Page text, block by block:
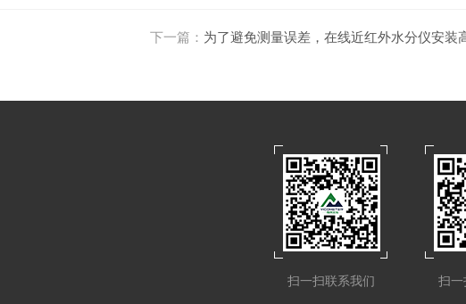
下一篇： 为了避免测量误差，在线近红外水分仪安装
扫一
扫一扫联系我们